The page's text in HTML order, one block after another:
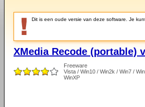
Dit is een oude versie van deze software. Je
XMedia Recode (portable)
Freeware
Vista / Win10 / Win2k / Win7 /
WinXP